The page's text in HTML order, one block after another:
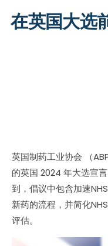
在英国大选
英国制药工业协会 （
的英国 2024 年大选宣
到，倡议中包含加速
新药的流程，并简化
评估。